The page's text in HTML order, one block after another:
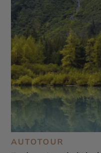
AUTOTOUR